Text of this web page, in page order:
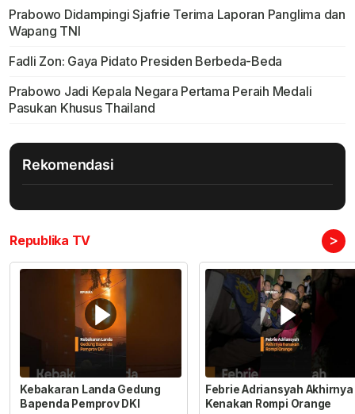
Prabowo Didampingi Sjafrie Terima Laporan Panglima dan
Wapang TNI
Fadli Zon: Gaya Pidato Presiden Berbeda-Beda
Prabowo Jadi Kepala Negara Pertama Peraih Medali
Pasukan Khusus Thailand
Rekomendasi
Republika TV >
Kebakaran Landa Gedung
Bapenda Pemprov DKI
Febrie Adriansyah Akhirnya
Kenakan Rompi Orange